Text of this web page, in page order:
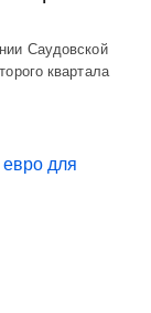
Саудовской
квартала